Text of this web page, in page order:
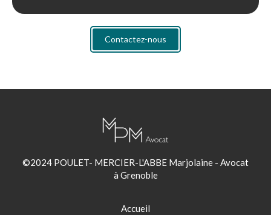
Contactez-nous
©2024 POULET- MERCIER-L'ABBE Marjolaine - Avocat
à Grenoble
Accueil